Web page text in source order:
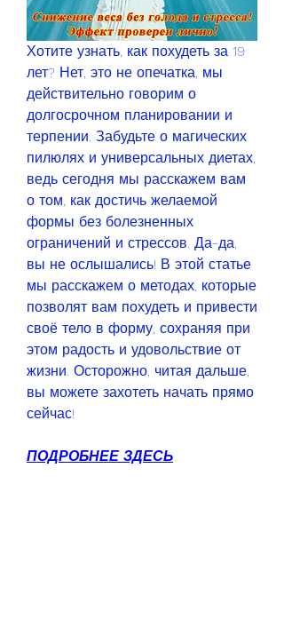
Хотите узнать, как похудеть за 19
лет? Нет, это не опечатка, мы
действительно говорим о
долгосрочном планировании и
терпении. Забудьте о магических
пилюлях и универсальных диетах,
ведь сегодня мы расскажем вам
о том, как достичь желаемой
формы без болезненных
ограничений и стрессов. Да-да,
вы не ослышались! В этой статье
мы расскажем о методах, которые
позволят вам похудеть и привести
своё тело в форму, сохраняя при
этом радость и удовольствие от
жизни. Осторожно, читая дальше,
вы можете захотеть начать прямо
сейчас!
ПОДРОБНЕЕ ЗДЕСЬ